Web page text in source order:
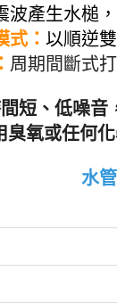
波產生水槌
式： 以順逆
周期間斷式
短、低噪音
臭氧或任何
水